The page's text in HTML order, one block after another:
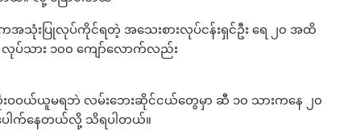
းပြုလုပ်ကိုင်ရတဲ့ အသေးစားလုပ်ငန်းရှင်ဦး ရေ ၂၀ အထိ
လုပ်သား ၁၀၀ ကျော်လောက်လည်း
းဝဝယ်ယူမရဘဲ လမ်းဘေးဆိုင်ငယ်တွေမှာ ဆီ ၁၀ သားကနေ ၂၀
ေါက်နေတယ်လို့ သိရပါတယ်။